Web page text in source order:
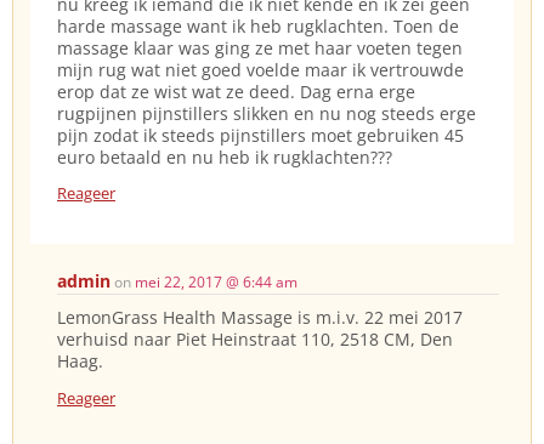
harde massage want ik heb rugklachten. Toen de
massage klaar was ging ze met haar voeten tegen
mijn rug wat niet goed voelde maar ik vertrouwde
erop dat ze wist wat ze deed. Dag erna erge
rugpijnen pijnstillers slikken en nu nog steeds erge
pijn zodat ik steeds pijnstillers moet gebruiken 45
euro betaald en nu heb ik rugklachten???
Reageer
adminon mei 22, 2017 @ 6:44 am
LemonGrass Health Massage is m.i.v. 22 mei 2017
verhuisd naar Piet Heinstraat 110, 2518 CM, Den
Haag.
Reageer